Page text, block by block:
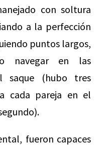
con soltura
a la perfección
puntos largos,
navegar en las
saque (hubo tres
cada pareja en el
fueron capaces